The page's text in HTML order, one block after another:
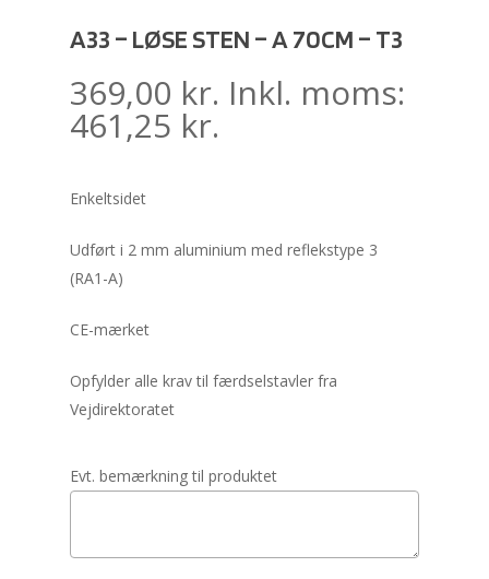
A33 – LØSE STEN – A 70CM – T3
369,00 kr. Inkl. moms:
461,25 kr.
Enkeltsidet
Udført i 2 mm aluminium med reflekstype 3
(RA1-A)
CE-mærket
Opfylder alle krav til færdselstavler fra
Vejdirektoratet
Evt. bemærkning til produktet